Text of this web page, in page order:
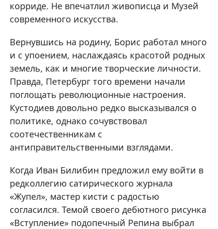
корриде. Не впечатлил живописца и Музей
современного искусства.
Вернувшись на родину, Борис работал много
и с упоением, наслаждаясь красотой родных
земель, как и многие творческие личности.
Правда, Петербург того времени начали
поглощать революционные настроения.
Кустодиев довольно редко высказывался о
политике, однако сочувствовал
соотечественникам с
антиправительственными взглядами.
Когда Иван Билибин предложил ему войти в
редколлегию сатирического журнала
«Жупел», мастер кисти с радостью
согласился. Темой своего дебютного рисунка
«Вступление» подопечный Репина выбрал